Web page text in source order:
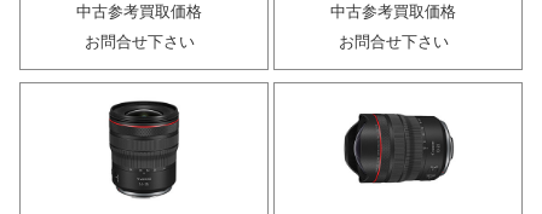
中古参考買取価格
お問合せ下さい
中古参考買取価格
お問合せ下さい